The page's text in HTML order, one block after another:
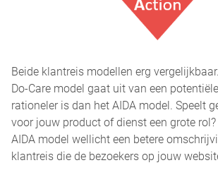
Beide klantreis modellen erg
Do-Care model gaat uit van een
rationeler is dan het AIDA model. Speelt
voor jouw product of dienst een grote
AIDA model wellicht een betere
klantreis die de bezoekers op jouw